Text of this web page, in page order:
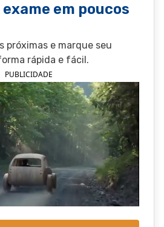
em poucos
próximas e marque seu
rápida e fácil.
PUBLICIDADE